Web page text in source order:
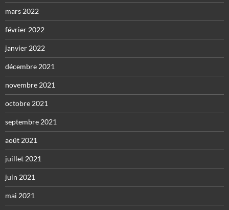
mars 2022
février 2022
janvier 2022
décembre 2021
novembre 2021
octobre 2021
septembre 2021
août 2021
juillet 2021
juin 2021
mai 2021